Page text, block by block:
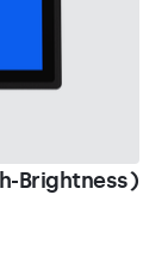
Brightness)